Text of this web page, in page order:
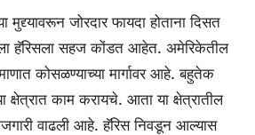
मुद्द्यावरून जोरदार फायदा होताना दिसत
हॅरिसला सहज कोंडत आहेत. अमेरिकेतील
कोसळण्याच्या मार्गावर आहे. बहुतेक
क्षेत्रात काम करायचे. आता या क्षेत्रातील
वाढली आहे. हॅरिस निवडून आल्यास